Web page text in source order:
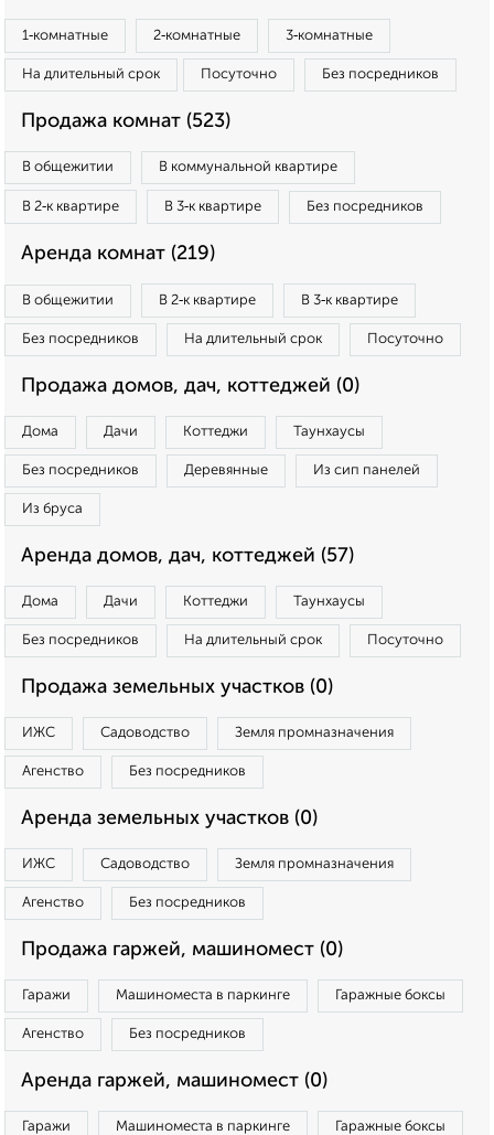
1‑комнатные 2‑комнатные 3‑комнатные
На длительный срок Посуточно Без посредников
Продажа комнат (523)
В общежитии В коммунальной квартире
В 2‑к квартире В 3‑к квартире Без посредников
Аренда комнат (219)
В общежитии В 2‑к квартире В 3‑к квартире
Без посредников На длительный срок Посуточно
Продажа домов, дач, коттеджей (0)
Дома Дачи Коттеджи Таунхаусы
Без посредников Деревянные Из сип панелей
Из бруса
Аренда домов, дач, коттеджей (57)
Дома Дачи Коттеджи Таунхаусы
Без посредников На длительный срок Посуточно
Продажа земельных участков (0)
ИЖС Садоводство Земля промназначения
Агенство Без посредников
Аренда земельных участков (0)
ИЖС Садоводство Земля промназначения
Агенство Без посредников
Продажа гаржей, машиномест (0)
Гаражи Машиноместа в паркинге Гаражные боксы
Агенство Без посредников
Аренда гаржей, машиномест (0)
Гаражи Машиноместа в паркинге Гаражные боксы